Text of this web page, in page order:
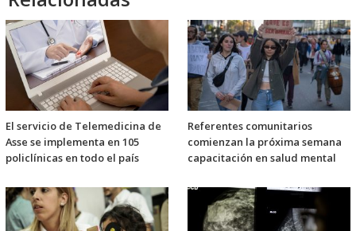
El servicio de Telemedicina de
Asse se implementa en 105
policlínicas en todo el país
Referentes comunitarios
comienzan la próxima semana
capacitación en salud mental